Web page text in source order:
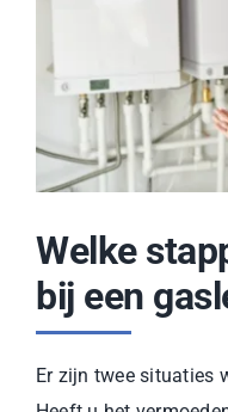
Welke
bij een
Er zijn twee situaties